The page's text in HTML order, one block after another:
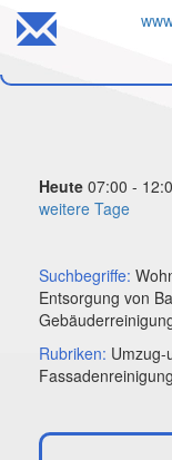
Heute 07:00 -
weitere Tage
Suchbegriffe:
Entsorgung von
Rubriken: Umzug-